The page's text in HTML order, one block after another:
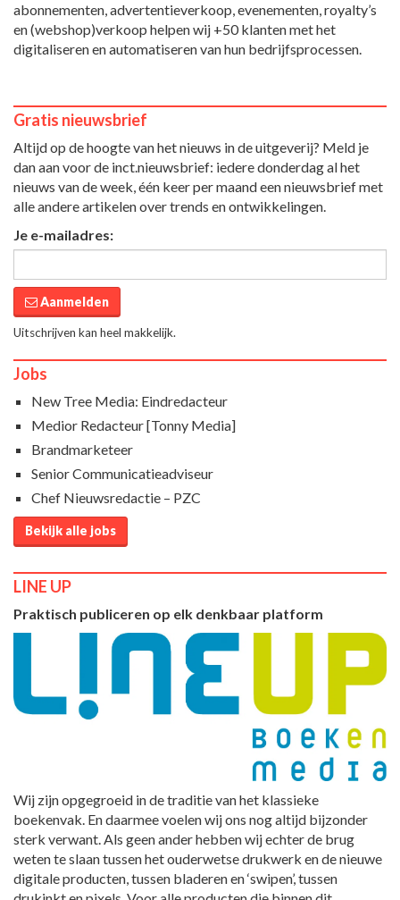
abonnementen, advertentieverkoop, evenementen, royalty’s
en (webshop)verkoop helpen wij +50 klanten met het
digitaliseren en automatiseren van hun bedrijfsprocessen.
Gratis nieuwsbrief
Altijd op de hoogte van het nieuws in de uitgeverij? Meld je
dan aan voor de inct.nieuwsbrief: iedere donderdag al het
nieuws van de week, één keer per maand een nieuwsbrief met
alle andere artikelen over trends en ontwikkelingen.
Je e-mailadres:
Aanmelden
Uitschrijven kan heel makkelijk.
Jobs
New Tree Media: Eindredacteur
Medior Redacteur [Tonny Media]
Brandmarketeer
Senior Communicatieadviseur
Chef Nieuwsredactie – PZC
Bekijk alle jobs
LINE UP
Praktisch publiceren op elk denkbaar platform
Wij zijn opgegroeid in de traditie van het klassieke
boekenvak. En daarmee voelen wij ons nog altijd bijzonder
sterk verwant. Als geen ander hebben wij echter de brug
weten te slaan tussen het ouderwetse drukwerk en de nieuwe
digitale producten, tussen bladeren en ‘swipen’, tussen